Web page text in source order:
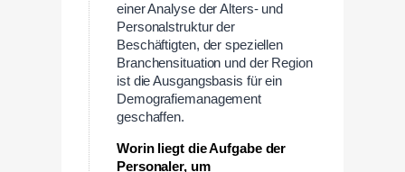
einer Analyse der Alters- und
Personalstruktur der
Beschäftigten, der speziellen
Branchensituation und der Region
ist die Ausgangsbasis für ein
Demografiemanagement
geschaffen.
Worin liegt die Aufgabe der
Personaler, um